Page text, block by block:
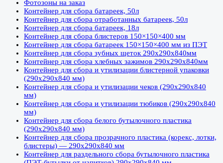
Фотозоны на заказ
Контейнер для сбора батареек, 50л
Контейнер для сбора отработанных батареек, 50л
Контейнер для сбора батареек, 18л
Контейнер для сбора блистеров 150×150×400 мм
Контейнер для сбора батареек 150×150×400 мм из ПЭТ
Контейнер для сбора зубных щеток 290х290х840мм
Контейнер для сбора хлебных зажимов 290х290х840мм
Контейнер для сбора и утилизации блистерной упаковки
(290х290х840 мм)
Контейнер для сбора и утилизации чеков (290х290х840
мм)
Контейнер для сбора и утилизации тюбиков (290х290х840
мм)
Контейнер для сбора белого бутылочного пластика
(290х290х840 мм)
Контейнер для сбора прозрачного пластика (корекс, лотки,
блистеры) — 290х290х840 мм
Контейнер для раздельного сбора бутылочного пластика